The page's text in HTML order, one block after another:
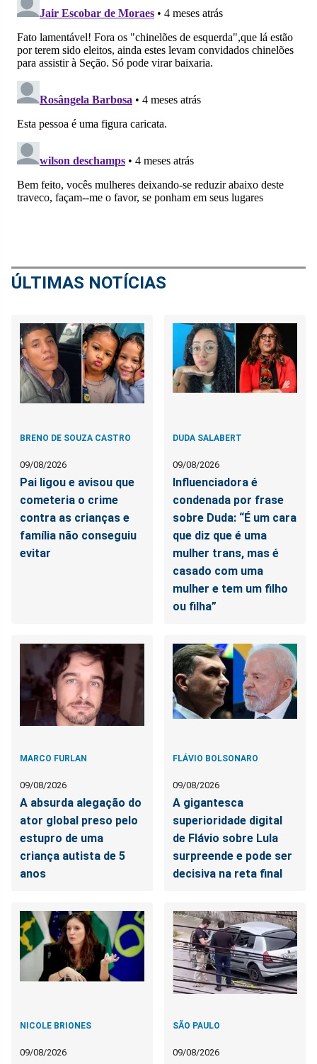
ÚLTIMAS NOTÍCIAS
BRENO DE SOUZA CASTRO
09/08/2026
Pai ligou e avisou que
cometeria o crime
contra as crianças e
família não conseguiu
evitar
DUDA SALABERT
09/08/2026
Influenciadora é
condenada por frase
sobre Duda: “É um cara
que diz que é uma
mulher trans, mas é
casado com uma
mulher e tem um filho
ou filha”
MARCO FURLAN
09/08/2026
A absurda alegação do
ator global preso pelo
estupro de uma
criança autista de 5
anos
FLÁVIO BOLSONARO
09/08/2026
A gigantesca
superioridade digital
de Flávio sobre Lula
surpreende e pode ser
decisiva na reta final
NICOLE BRIONES
09/08/2026
SÃO PAULO
09/08/2026